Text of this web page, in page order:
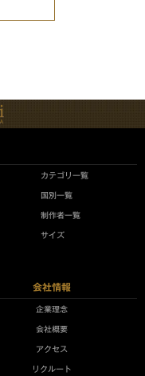
カテゴリ一覧
国別一覧
制作者一覧
サイズ
会社情報
企業理念
会社概要
アクセス
リクルート